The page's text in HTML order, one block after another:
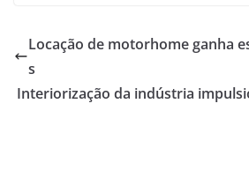
Locação de motorhome ganha
s
Interiorização da indústria